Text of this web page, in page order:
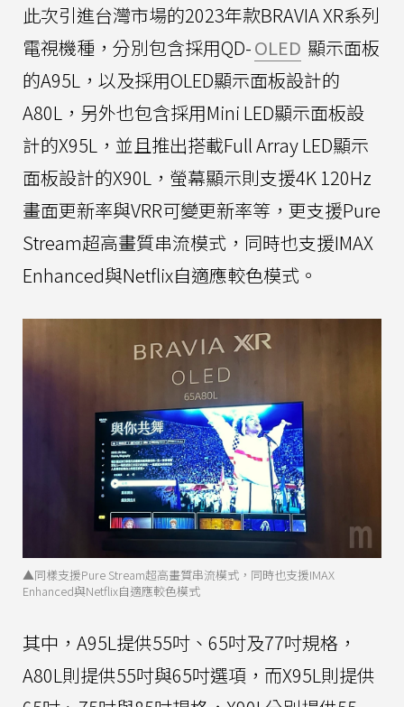
此次引進台灣市場的2023年款BRAVIA XR系列
電視機種，分別包含採用QD-OLED 顯示面板
的A95L，以及採用OLED顯示面板設計的
A80L，另外也包含採用Mini LED顯示面板設
計的X95L，並且推出搭載Full Array LED顯示
面板設計的X90L，螢幕顯示則支援4K 120Hz
畫面更新率與VRR可變更新率等，更支援Pure
Stream超高畫質串流模式，同時也支援IMAX
Enhanced與Netflix自適應較色模式。
▲同樣支援Pure Stream超高畫質串流模式，同時也支援IMAX
Enhanced與Netflix自適應較色模式
其中，A95L提供55吋、65吋及77吋規格，
A80L則提供55吋與65吋選項，而X95L則提供